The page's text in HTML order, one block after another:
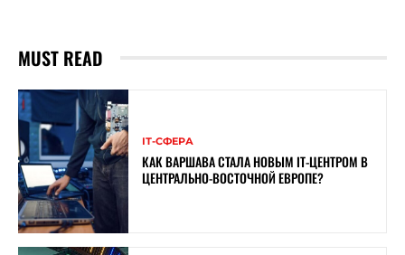
MUST READ
ІТ-СФЕРА
КАК ВАРШАВА СТАЛА НОВЫМ IT-ЦЕНТРОМ В
ЦЕНТРАЛЬНО-ВОСТОЧНОЙ ЕВРОПЕ?